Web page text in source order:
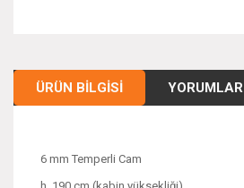
ÜRÜN BILGISI YORUMLAR
6 mm Temperli Cam